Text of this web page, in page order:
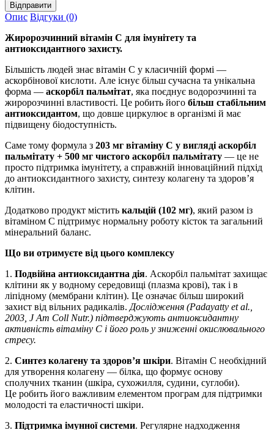
Відправити
Опис Відгуки (0)
Жиророзчинний вітамін С для імунітету та
антиоксидантного захисту.
Більшість людей знає вітамін C у класичній формі —
аскорбінової кислоти. Але існує більш сучасна та унікальна
форма — аскорбіл пальмітат, яка поєднує водорозчинні та
жиророзчинні властивості. Це робить його більш стабільним
антиоксидантом, що довше циркулює в організмі й має
підвищену біодоступність.
Саме тому формула з 203 мг вітаміну C у вигляді аскорбіл
пальмітату + 500 мг чистого аскорбіл пальмітату — це не
просто підтримка імунітету, а справжній інноваційний підхід
до антиоксидантного захисту, синтезу колагену та здоров’я
клітин.
Додатково продукт містить кальцій (102 мг), який разом із
вітаміном С підтримує нормальну роботу кісток та загальний
мінеральний баланс.
Що ви отримуєте від цього комплексу
1. Подвійна антиоксидантна дія. Аскорбіл пальмітат захищає
клітини як у водному середовищі (плазма крові), так і в
ліпідному (мембрани клітин). Це означає більш широкий
захист від вільних радикалів. Дослідження (Padayatty et al.,
2003, J Am Coll Nutr.) підтверджують антиоксидантну
активність вітаміну С і його роль у зниженні окислювального
стресу.
2. Синтез колагену та здоров’я шкіри. Вітамін C необхідний
для утворення колагену — білка, що формує основу
сполучних тканин (шкіра, сухожилля, судини, суглоби).
Це робить його важливим елементом програм для підтримки
молодості та еластичності шкіри.
3. Підтримка імунної системи. Регулярне надходження